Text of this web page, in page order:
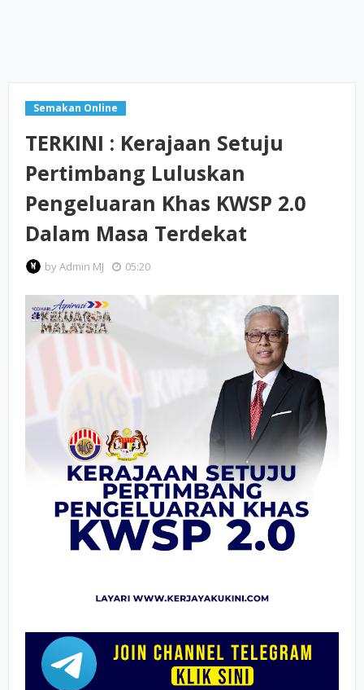
Semakan Online
TERKINI : Kerajaan Setuju
Pertimbang Luluskan
Pengeluaran Khas KWSP 2.0
Dalam Masa Terdekat
byAdmin MJ 05:20